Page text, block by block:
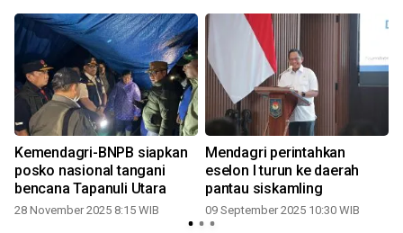
Kemendagri-BNPB siapkan
posko nasional tangani
bencana Tapanuli Utara
28 November 2025 8:15 WIB
Mendagri perintahkan
eselon I turun ke daerah
pantau siskamling
09 September 2025 10:30 WIB